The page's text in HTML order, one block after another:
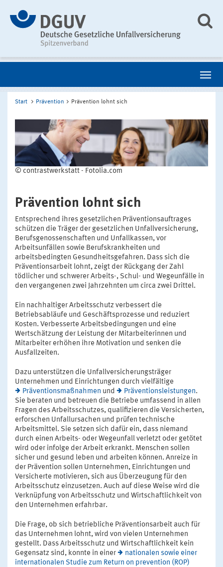
Start Prävention Prävention lohnt sich
© contrastwerkstatt - Fotolia.com
Prävention lohnt sich
Entsprechend ihres gesetzlichen Präventionsauftrages
schützen die Träger der gesetzlichen Unfallversicherung,
Berufsgenossenschaften und Unfallkassen, vor
Arbeitsunfällen sowie Berufskrankheiten und
arbeitsbedingten Gesundheitsgefahren. Dass sich die
Präventionsarbeit lohnt, zeigt der Rückgang der Zahl
tödlicher und schwerer Arbeits-, Schul- und Wegeunfälle in
den vergangenen zwei Jahrzehnten um circa zwei Drittel.
Ein nachhaltiger Arbeitsschutz verbessert die
Betriebsabläufe und Geschäftsprozesse und reduziert
Kosten. Verbesserte Arbeitsbedingungen und eine
Wertschätzung der Leistung der Mitarbeiterinnen und
Mitarbeiter erhöhen ihre Motivation und senken die
Ausfallzeiten.
Dazu unterstützen die Unfallversicherungsträger
Unternehmen und Einrichtungen durch vielfältige
Präventionsmaßnahmen und Präventionsleistungen.
Sie beraten und betreuen die Betriebe umfassend in allen
Fragen des Arbeitsschutzes, qualifizieren die Versicherten,
erforschen Unfallursachen und prüfen technische
Arbeitsmittel. Sie setzen sich dafür ein, dass niemand
durch einen Arbeits- oder Wegeunfall verletzt oder getötet
wird oder infolge der Arbeit erkrankt. Menschen sollen
sicher und gesund leben und arbeiten können. Anreize in
der Prävention sollen Unternehmen, Einrichtungen und
Versicherte motivieren, sich aus Überzeugung für den
Arbeitsschutz einzusetzen. Auch auf diese Weise wird die
Verknüpfung von Arbeitsschutz und Wirtschaftlichkeit von
den Unternehmen erfahrbar.
Die Frage, ob sich betriebliche Präventionsarbeit auch für
das Unternehmen lohnt, wird von vielen Unternehmen
gestellt. Dass Arbeitsschutz und Wirtschaftlichkeit kein
Gegensatz sind, konnte in einer
nationalen sowie einer
internationalen Studie zum Return on prevention (ROP)